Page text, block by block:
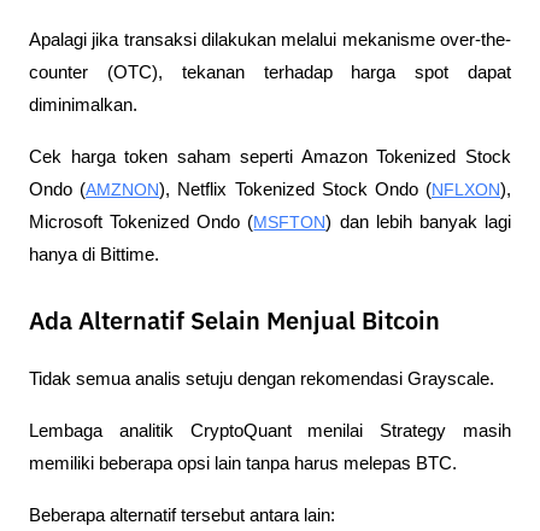
Apalagi jika transaksi dilakukan melalui mekanisme over-the-
counter (OTC), tekanan terhadap harga spot dapat
diminimalkan.
Cek harga token saham seperti Amazon Tokenized Stock
Ondo (AMZNON), Netflix Tokenized Stock Ondo (NFLXON),
Microsoft Tokenized Ondo (MSFTON) dan lebih banyak lagi
hanya di Bittime.
Ada Alternatif Selain Menjual Bitcoin
Tidak semua analis setuju dengan rekomendasi Grayscale.
Lembaga analitik CryptoQuant menilai Strategy masih
memiliki beberapa opsi lain tanpa harus melepas BTC.
Beberapa alternatif tersebut antara lain: